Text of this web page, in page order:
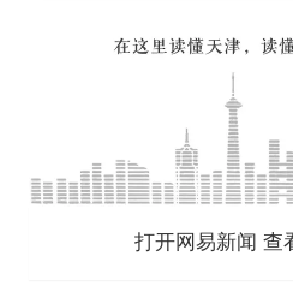
打开网易新闻 查